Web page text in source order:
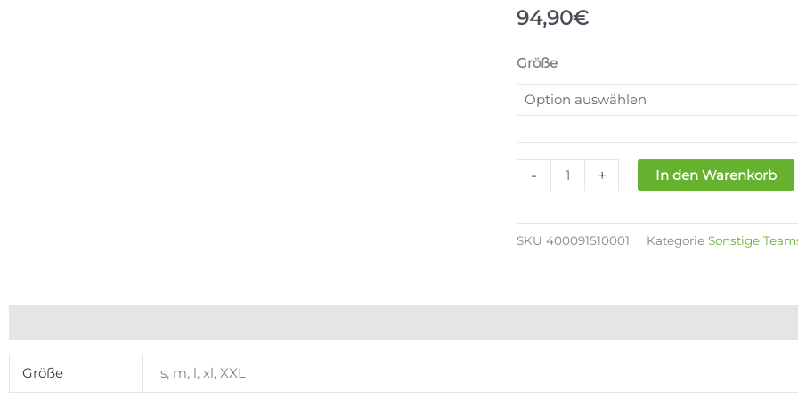
94,90€
Größe
-
MACRON
RSB
M25/26
JERSEY
Menge
+ In den Warenkorb
SKU 400091510001 Kategorie Sonstige
Größe s, m, l, xl, XXL